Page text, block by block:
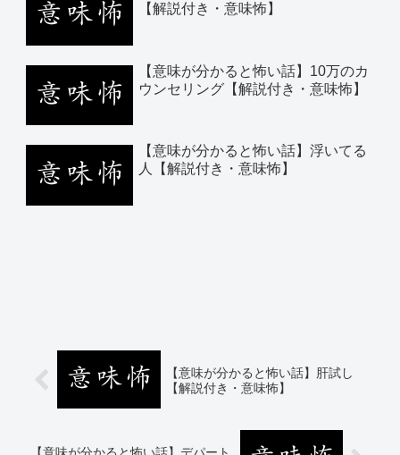
【解説付き・意味怖】
【意味が分かると怖い話】10万のカ
ウンセリング【解説付き・意味怖】
【意味が分かると怖い話】浮いてる
人【解説付き・意味怖】
【意味が分かると怖い話】肝試し
【解説付き・意味怖】